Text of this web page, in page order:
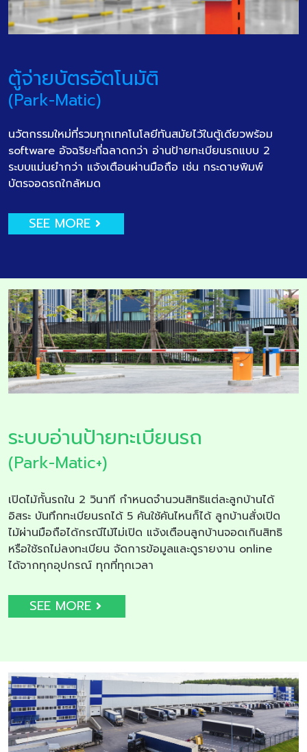
ตู้จ่ายบัตรอัตโนมัติ
(Park-Matic)
นวัตกรรมใหม่ที่รวมทุกเทคโนโลยีทันสมัยไว้ในตู้เดียวพร้อม
software อัจฉริยะที่ฉลาดกว่า อ่านป้ายทะเบียนรถแบบ 2
ระบบแม่นยำกว่า แจ้งเตือนผ่านมือถือ เช่น กระดาษพิมพ์
บัตรจอดรถใกล้หมด
SEE MORE
ระบบอ่านป้ายทะเบียนรถ
(Park-Matic+)
เปิดไม้กั้นรถใน 2 วินาที กำหนดจำนวนสิทธิแต่ละลูกบ้านได้
อิสระ บันทึกทะเบียนรถได้ 5 คันใช้คันไหนก็ได้ ลูกบ้านสั่งเปิด
ไม้ผ่านมือถือได้กรณีไม้ไม่เปิด แจ้งเตือนลูกบ้านจอดเกินสิทธิ
หรือใช้รถไม่ลงทะเบียน จัดการข้อมูลและดูรายงาน online
ได้จากทุกอุปกรณ์ ทุกที่ทุกเวลา
SEE MORE